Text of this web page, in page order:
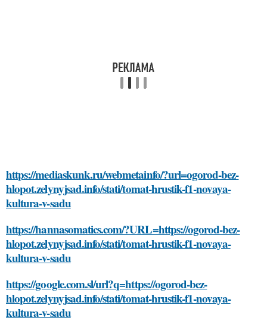
https://mediaskunk.ru/webmetainfo/?url=ogorod-bez-
hlopot.zelynyjsad.info/stati/tomat-hrustik-f1-novaya-
kultura-v-sadu
https://hannasomatics.com/?URL=https://ogorod-bez-
hlopot.zelynyjsad.info/stati/tomat-hrustik-f1-novaya-
kultura-v-sadu
https://google.com.sl/url?q=https://ogorod-bez-
hlopot.zelynyjsad.info/stati/tomat-hrustik-f1-novaya-
kultura-v-sadu